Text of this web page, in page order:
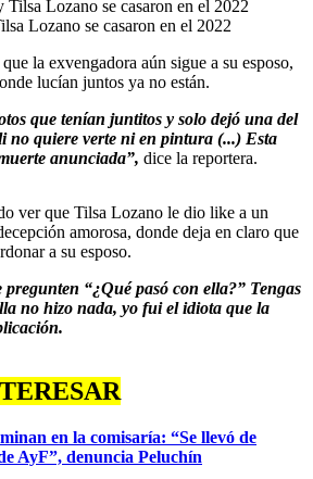
Lozano se casaron en el 2022
la exvengadora aún sigue a su esposo,
lucían juntos ya no están.
que tenían juntitos y solo dejó una del
no quiere verte ni en pintura (...) Esta
anunciada”, dice la reportera.
ver que Tilsa Lozano le dio like a un
amorosa, donde deja en claro que
a su esposo.
“¿Qué pasó con ella?” Tengas
no hizo nada, yo fui el idiota que la
en la comisaría: “Se llevó de
AyF”, denuncia Peluchín